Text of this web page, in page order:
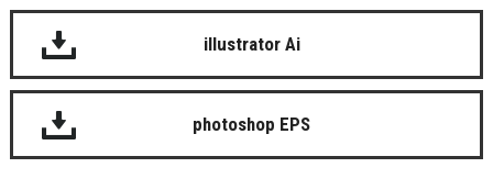
illustrator Ai
photoshop EPS